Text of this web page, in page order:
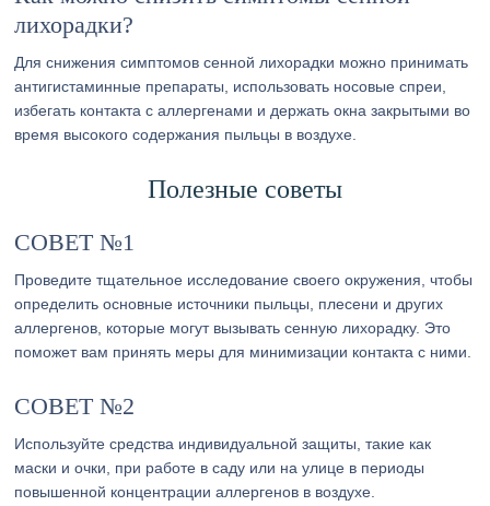
лихорадки?
Для снижения симптомов сенной лихорадки можно принимать
антигистаминные препараты, использовать носовые спреи,
избегать контакта с аллергенами и держать окна закрытыми во
время высокого содержания пыльцы в воздухе.
Полезные советы
СОВЕТ №1
Проведите тщательное исследование своего окружения, чтобы
определить основные источники пыльцы, плесени и других
аллергенов, которые могут вызывать сенную лихорадку. Это
поможет вам принять меры для минимизации контакта с ними.
СОВЕТ №2
Используйте средства индивидуальной защиты, такие как
маски и очки, при работе в саду или на улице в периоды
повышенной концентрации аллергенов в воздухе.